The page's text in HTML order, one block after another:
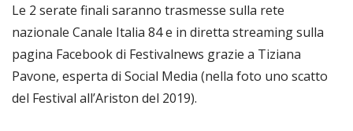
Le 2 serate finali saranno trasmesse sulla rete
nazionale Canale Italia 84 e in diretta streaming sulla
pagina Facebook di Festivalnews grazie a Tiziana
Pavone, esperta di Social Media (nella foto uno scatto
del Festival all’Ariston del 2019).